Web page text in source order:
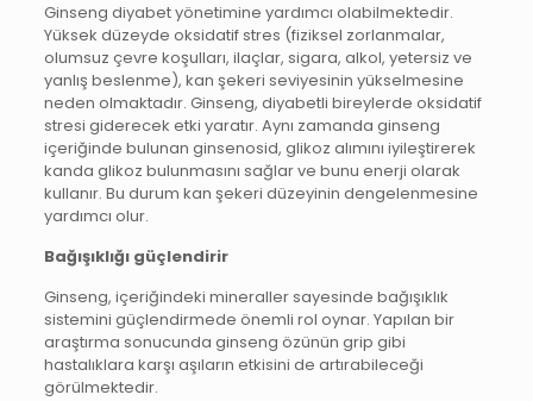
Ginseng diyabet yönetimine yardımcı olabilmektedir.
Yüksek düzeyde oksidatif stres (fiziksel zorlanmalar,
olumsuz çevre koşulları, ilaçlar, sigara, alkol, yetersiz ve
yanlış beslenme), kan şekeri seviyesinin yükselmesine
neden olmaktadır. Ginseng, diyabetli bireylerde oksidatif
stresi giderecek etki yaratır. Aynı zamanda ginseng
içeriğinde bulunan ginsenosid, glikoz alımını iyileştirerek
kanda glikoz bulunmasını sağlar ve bunu enerji olarak
kullanır. Bu durum kan şekeri düzeyinin dengelenmesine
yardımcı olur.
Bağışıklığı güçlendirir
Ginseng, içeriğindeki mineraller sayesinde bağışıklık
sistemini güçlendirmede önemli rol oynar. Yapılan bir
araştırma sonucunda ginseng özünün grip gibi
hastalıklara karşı aşıların etkisini de artırabileceği
görülmektedir.